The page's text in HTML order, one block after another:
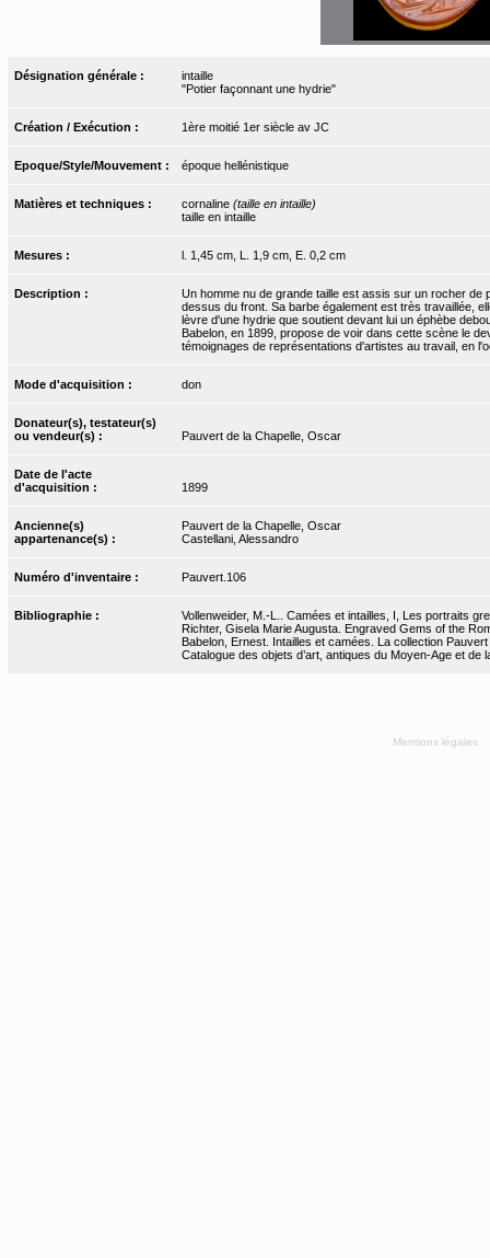
Désignation générale :
intaille
"Potier façonnant une hydrie"
Création / Exécution : 1ère moitié 1er siècle av JC
Epoque/Style/Mouvement : époque hellénistique
Matières et techniques : cornaline (taille en intaille)
taille en intaille
Mesures : l. 1,45 cm, L. 1,9 cm, E. 0,2 cm
Description :
Un homme nu de grande taille est assis sur un rocher
dessus du front. Sa barbe également est très travaillée,
lèvre d'une hydrie que soutient devant lui un éphèbe
Babelon, en 1899, propose de voir dans cette scène le
témoignages de représentations d'artistes au travail, en
Mode d'acquisition : don
Donateur(s), testateur(s)
ou vendeur(s) :
Pauvert de la Chapelle, Oscar
Date de l'acte
d'acquisition :
1899
Ancienne(s)
appartenance(s) :
Pauvert de la Chapelle, Oscar
Castellani, Alessandro
Numéro d'inventaire : Pauvert.106
Bibliographie :
Vollenweider, M.-L.. Camées et intailles, I, Les portraits
Richter, Gisela Marie Augusta. Engraved Gems of the
Babelon, Ernest. Intailles et camées. La collection
Catalogue des objets d’art, antiques du Moyen-Age et
Mentions légales